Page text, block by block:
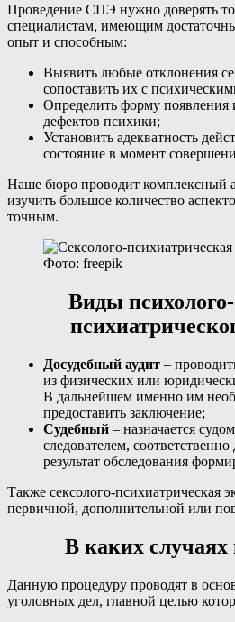
Проведение СПЭ нужно доверять
специалистам, имеющим
опыт и способным:
Выявить любые отклонения
сопоставить их с
Определить форму появления
дефектов психики;
Установить адекватность
состояние в момент
Наше бюро проводит комплексный
изучить большое количество
точным.
Фото: freepik
Виды психолого-
Досудебный аудит –
из физических или
В дальнейшем именно им
предоставить заключение;
Судебный – назначается
следователем,
результат обследования
Также сексолого-психиатрическая
первичной, дополнительной или
В каких случаях
Данную процедуру проводят в
уголовных дел, главной целью